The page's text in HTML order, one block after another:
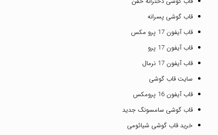
قاب گوشی پسرانه
قاب آیفون 17 پرو مکس
قاب آیفون 17 پرو
قاب آیفون 17 نرمال
سایت قاب گوشی
قاب آیفون 16 پرومکس
قاب گوشی سامسونگ جدید
خرید قاب گوشی شیائومی